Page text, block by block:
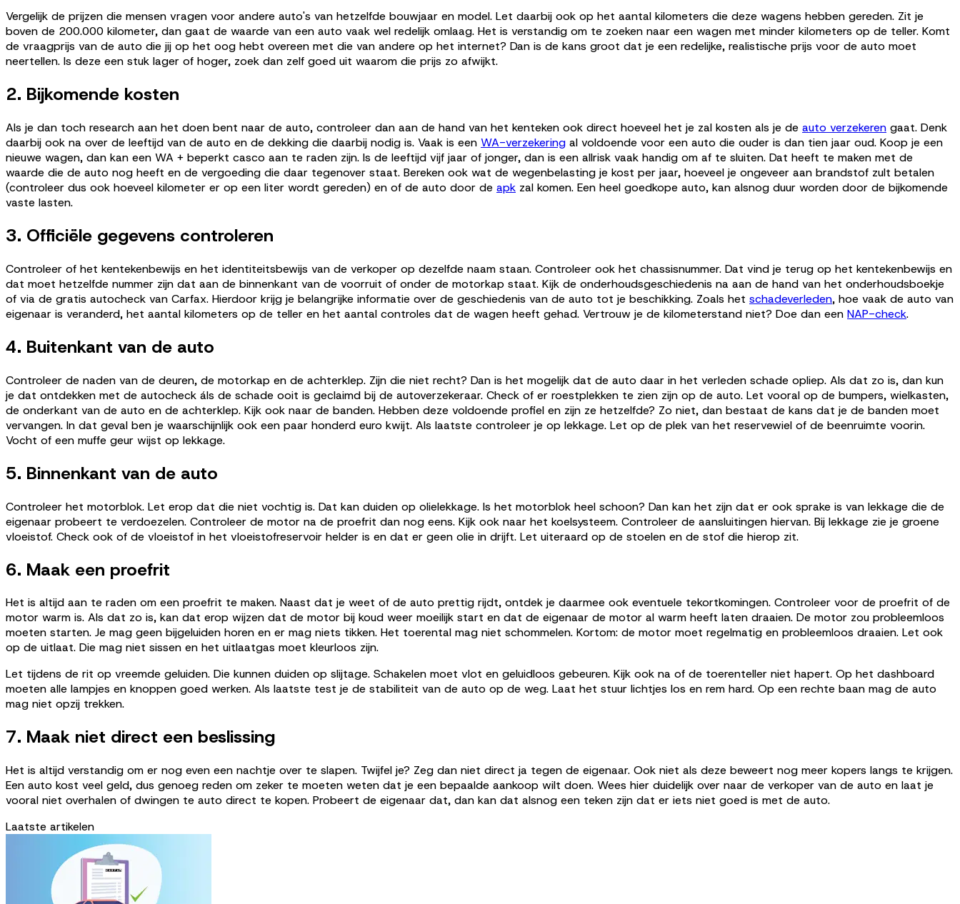
Vergelijk de prijzen die mensen vragen voor andere auto's van hetzelfde bouwjaar en model. Let daarbij ook op het aantal kilometers die deze wagens hebben gereden. Zit je
boven de 200.000 kilometer, dan gaat de waarde van een auto vaak wel redelijk omlaag. Het is verstandig om te zoeken naar een wagen met minder kilometers op de teller. Komt
de vraagprijs van de auto die jij op het oog hebt overeen met die van andere op het internet? Dan is de kans groot dat je een redelijke, realistische prijs voor de auto moet
neertellen. Is deze een stuk lager of hoger, zoek dan zelf goed uit waarom die prijs zo afwijkt.
2. Bijkomende kosten
Als je dan toch research aan het doen bent naar de auto, controleer dan aan de hand van het kenteken ook direct hoeveel het je zal kosten als je de auto verzekeren gaat. Denk
daarbij ook na over de leeftijd van de auto en de dekking die daarbij nodig is. Vaak is een WA-verzekering al voldoende voor een auto die ouder is dan tien jaar oud. Koop je een
nieuwe wagen, dan kan een WA + beperkt casco aan te raden zijn. Is de leeftijd vijf jaar of jonger, dan is een allrisk vaak handig om af te sluiten. Dat heeft te maken met de
waarde die de auto nog heeft en de vergoeding die daar tegenover staat. Bereken ook wat de wegenbelasting je kost per jaar, hoeveel je ongeveer aan brandstof zult betalen
(controleer dus ook hoeveel kilometer er op een liter wordt gereden) en of de auto door de apk zal komen. Een heel goedkope auto, kan alsnog duur worden door de bijkomende
vaste lasten.
3. Officiële gegevens controleren
Controleer of het kentekenbewijs en het identiteitsbewijs van de verkoper op dezelfde naam staan. Controleer ook het chassisnummer. Dat vind je terug op het kentekenbewijs en
dat moet hetzelfde nummer zijn dat aan de binnenkant van de voorruit of onder de motorkap staat. Kijk de onderhoudsgeschiedenis na aan de hand van het onderhoudsboekje
of via de gratis autocheck van Carfax. Hierdoor krijg je belangrijke informatie over de geschiedenis van de auto tot je beschikking. Zoals het schadeverleden, hoe vaak de auto van
eigenaar is veranderd, het aantal kilometers op de teller en het aantal controles dat de wagen heeft gehad. Vertrouw je de kilometerstand niet? Doe dan een NAP-check.
4. Buitenkant van de auto
Controleer de naden van de deuren, de motorkap en de achterklep. Zijn die niet recht? Dan is het mogelijk dat de auto daar in het verleden schade opliep. Als dat zo is, dan kun
je dat ontdekken met de autocheck áls de schade ooit is geclaimd bij de autoverzekeraar. Check of er roestplekken te zien zijn op de auto. Let vooral op de bumpers, wielkasten,
de onderkant van de auto en de achterklep. Kijk ook naar de banden. Hebben deze voldoende profiel en zijn ze hetzelfde? Zo niet, dan bestaat de kans dat je de banden moet
vervangen. In dat geval ben je waarschijnlijk ook een paar honderd euro kwijt. Als laatste controleer je op lekkage. Let op de plek van het reservewiel of de beenruimte voorin.
Vocht of een muffe geur wijst op lekkage.
5. Binnenkant van de auto
Controleer het motorblok. Let erop dat die niet vochtig is. Dat kan duiden op olielekkage. Is het motorblok heel schoon? Dan kan het zijn dat er ook sprake is van lekkage die de
eigenaar probeert te verdoezelen. Controleer de motor na de proefrit dan nog eens. Kijk ook naar het koelsysteem. Controleer de aansluitingen hiervan. Bij lekkage zie je groene
vloeistof. Check ook of de vloeistof in het vloeistofreservoir helder is en dat er geen olie in drijft. Let uiteraard op de stoelen en de stof die hierop zit.
6. Maak een proefrit
Het is altijd aan te raden om een proefrit te maken. Naast dat je weet of de auto prettig rijdt, ontdek je daarmee ook eventuele tekortkomingen. Controleer voor de proefrit of de
motor warm is. Als dat zo is, kan dat erop wijzen dat de motor bij koud weer moeilijk start en dat de eigenaar de motor al warm heeft laten draaien. De motor zou probleemloos
moeten starten. Je mag geen bijgeluiden horen en er mag niets tikken. Het toerental mag niet schommelen. Kortom: de motor moet regelmatig en probleemloos draaien. Let ook
op de uitlaat. Die mag niet sissen en het uitlaatgas moet kleurloos zijn.
Let tijdens de rit op vreemde geluiden. Die kunnen duiden op slijtage. Schakelen moet vlot en geluidloos gebeuren. Kijk ook na of de toerenteller niet hapert. Op het dashboard
moeten alle lampjes en knoppen goed werken. Als laatste test je de stabiliteit van de auto op de weg. Laat het stuur lichtjes los en rem hard. Op een rechte baan mag de auto
mag niet opzij trekken.
7. Maak niet direct een beslissing
Het is altijd verstandig om er nog even een nachtje over te slapen. Twijfel je? Zeg dan niet direct ja tegen de eigenaar. Ook niet als deze beweert nog meer kopers langs te krijgen.
Een auto kost veel geld, dus genoeg reden om zeker te moeten weten dat je een bepaalde aankoop wilt doen. Wees hier duidelijk over naar de verkoper van de auto en laat je
vooral niet overhalen of dwingen te auto direct te kopen. Probeert de eigenaar dat, dan kan dat alsnog een teken zijn dat er iets niet goed is met de auto.
Laatste artikelen